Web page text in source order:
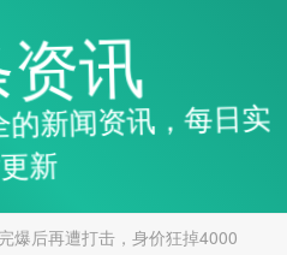
讯
新闻资讯，每日实
新
爆后再遭打击，身价狂掉4000